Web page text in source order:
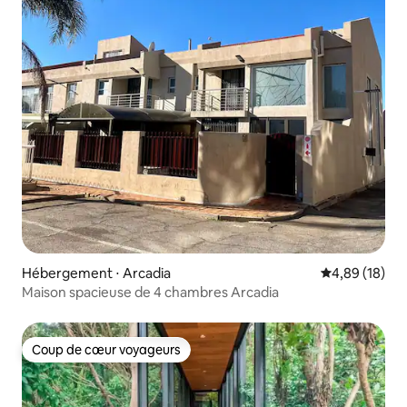
Hébergement ⋅ Arcadia Évaluation
4,89 (18)
Maison spacieuse de 4 chambres Arcadia
Coup de cœur voyageurs
Coup de cœur voyageurs